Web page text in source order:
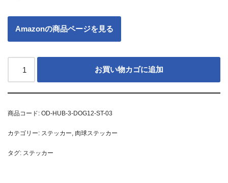
Amazonの商品ページを見る
お買い物カゴに追加
商品コード: OD-HUB-3-DOG12-ST-03
カテゴリー: ステッカー, 肉球ステッカー
タグ: ステッカー